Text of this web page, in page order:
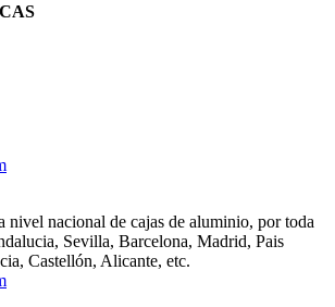
nivel nacional de cajas de aluminio, por toda
Sevilla, Barcelona, Madrid, Pais
Castellón, Alicante, etc.